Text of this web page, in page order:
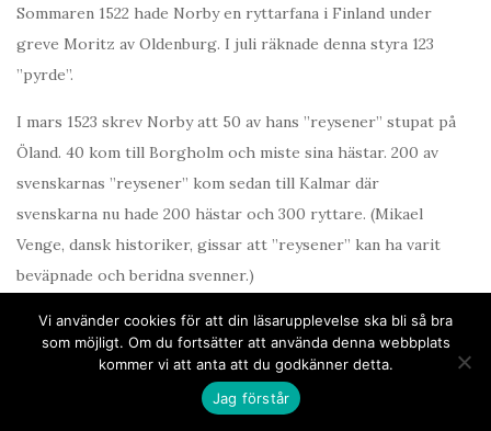
Sommaren 1522 hade Norby en ryttarfana i Finland under
greve Moritz av Oldenburg. I juli räknade denna styra 123
”pyrde”.
I mars 1523 skrev Norby att 50 av hans ”reysener” stupat på
Öland. 40 kom till Borgholm och miste sina hästar. 200 av
svenskarnas ”reysener” kom sedan till Kalmar där
svenskarna nu hade 200 hästar och 300 ryttare. (Mikael
Venge, dansk historiker, gissar att ”reysener” kan ha varit
beväpnade och beridna svenner.)
I februari 1524 hade Norby enligt TK 50 ”reissiger
perle”(rustade hästar), bra och dåliga, gamla och unga.
En rustad häst: en bepansrad ryttare och hest och minst en
Vi använder cookies för att din läsarupplevelse ska bli så bra
som möjligt. Om du fortsätter att använda denna webbplats
kommer vi att anta att du godkänner detta.
Jag förstår